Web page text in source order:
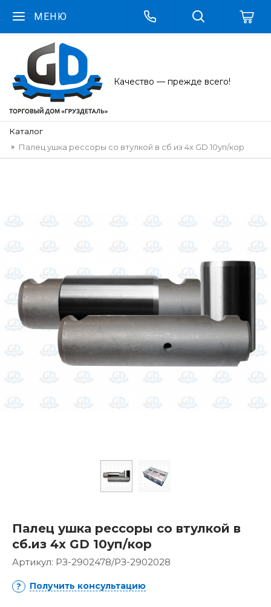
МЕНЮ
Качество — прежде всего!
Каталог
Палец ушка рессоры со втулкой в сб.из 4х GD 10уп/кор
Палец ушка рессоры со втулкой в
сб.из 4х GD 10уп/кор
Артикул: РЗ-2902478/РЗ-2902028
Получить консультацию